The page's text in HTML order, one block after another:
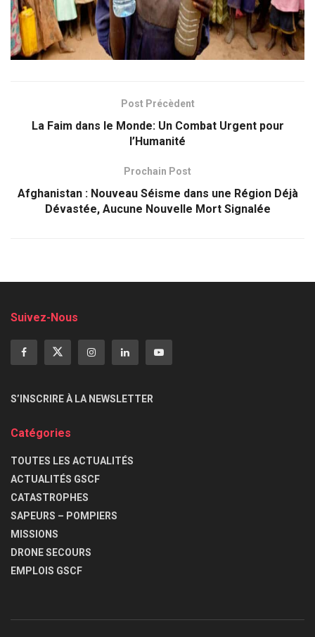
Post Précèdent
La Faim dans le Monde: Un Combat Urgent pour
l’Humanité
Prochain Post
Afghanistan : Nouveau Séisme dans une Région Déjà
Dévastée, Aucune Nouvelle Mort Signalée
Suivez-Nous
S’INSCRIRE À LA NEWSLETTER
Catégories
TOUTES LES ACTUALITÉS
ACTUALITÉS GSCF
CATASTROPHES
SAPEURS – POMPIERS
MISSIONS
DRONE SECOURS
EMPLOIS GSCF